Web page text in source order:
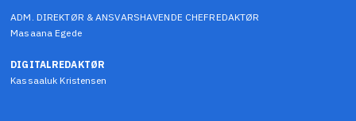
ADM. DIREKTØR & ANSVARSHAVENDE CHEFREDAKTØR
Masaana Egede
DIGITALREDAKTØR
Kassaaluk Kristensen